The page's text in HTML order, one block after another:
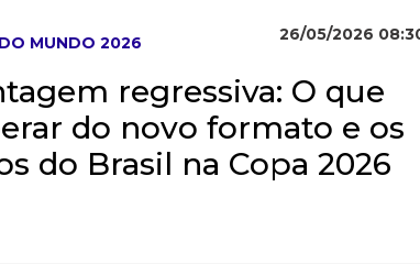
MUNDO 2026 26/05/2026
regressiva: O que
do novo formato e os
do Brasil na Copa 2026